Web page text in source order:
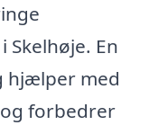
En
hjælper med
forbedrer